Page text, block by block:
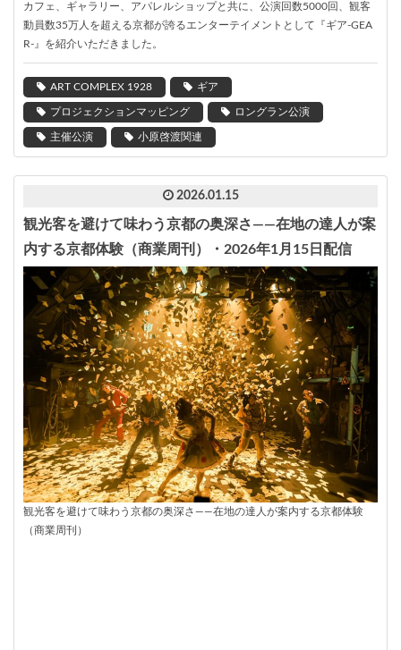
カフェ、ギャラリー、アパレルショップと共に、公演回数5000回、観客
動員数35万人を超える京都が誇るエンターテイメントとして『ギア-GEA
R-』を紹介いただきました。
ART COMPLEX 1928 ギア
プロジェクションマッピング ロングラン公演
主催公演 小原啓渡関連
2026.01.15
観光客を避けて味わう京都の奥深さ――在地の達人が案
内する京都体験（商業周刊）・2026年1月15日配信
観光客を避けて味わう京都の奥深さ――在地の達人が案内する京都体験
（商業周刊）